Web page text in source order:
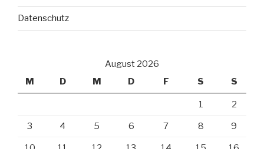
Datenschutz
August 2026
M
D M D F S S
1 2
3 4 5 6 7 8 9